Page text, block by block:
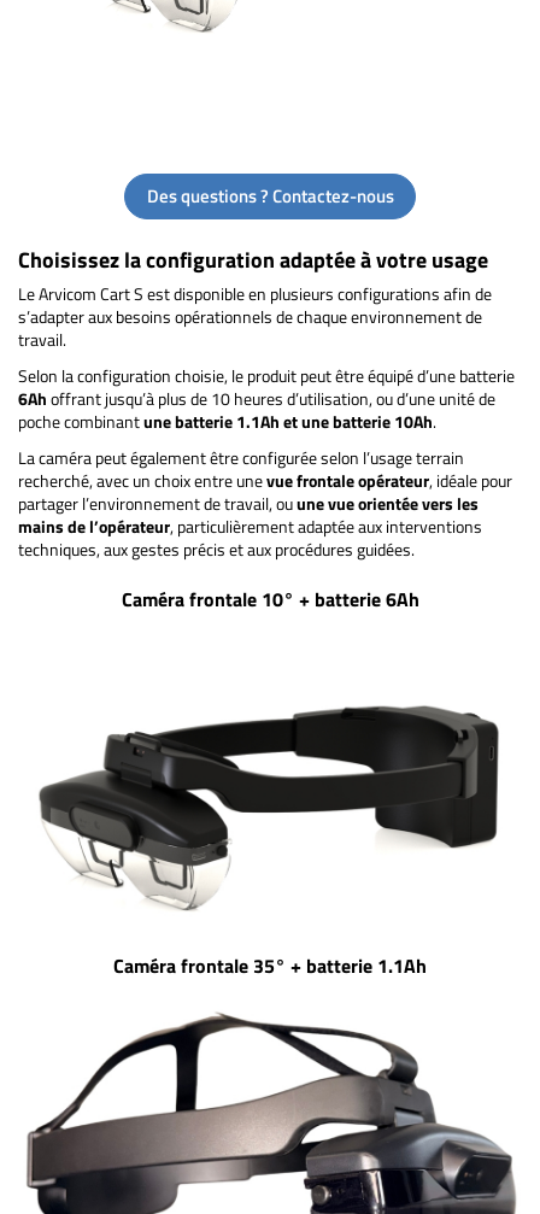
Des questions ? Contactez-nous
Choisissez la configuration adaptée à votre usage
Le Arvicom Cart S est disponible en plusieurs configurations afin de
s’adapter aux besoins opérationnels de chaque environnement de
travail.
Selon la configuration choisie, le produit peut être équipé d’une batterie
6Ahoffrant jusqu’à plus de 10 heures d’utilisation, ou d’une unité de
poche combinantune batterie 1.1Ah et une batterie 10Ah.
La caméra peut également être configurée selon l’usage terrain
recherché, avec un choix entre unevue frontale opérateur, idéale pour
partager l’environnement de travail, ouune vue orientée vers les
mains de l’opérateur, particulièrement adaptée aux interventions
techniques, aux gestes précis et aux procédures guidées.
Caméra frontale 10° + batterie 6Ah
Caméra frontale 35° + batterie 1.1Ah